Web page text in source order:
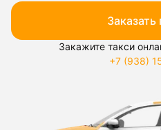
Заказать
Закажите такси
+7 (938)